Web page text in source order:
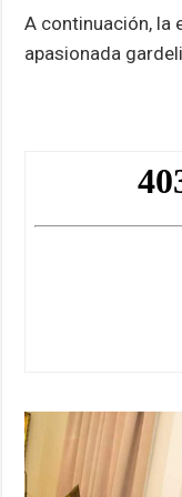
A continuación, la
apasionada